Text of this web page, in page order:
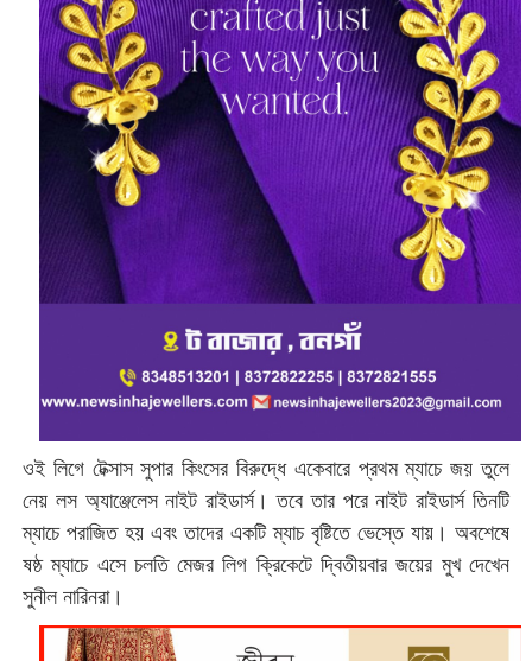
ওই লিগে টেক্সাস সুপার কিংসের বিরুদ্ধে একেবারে প্রথম ম্যাচে জয় তুলে
নেয় লস অ্যাঞ্জেলেস নাইট রাইডার্স। তবে তার পরে নাইট রাইডার্স তিনটি
ম্যাচে পরাজিত হয় এবং তাদের একটি ম্যাচ বৃষ্টিতে ভেস্তে যায়। অবশেষে
ষষ্ঠ ম্যাচে এসে চলতি মেজর লিগ ক্রিকেটে দ্বিতীয়বার জয়ের মুখ দেখেন
সুনীল নারিনরা।